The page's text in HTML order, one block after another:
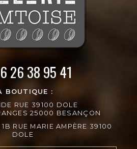
26 38 95 41
BOUTIQUE :
RUE 39100 DOLE
25000 BESANÇON
1B RUE MARIE AMPÈRE 39100
DOLE